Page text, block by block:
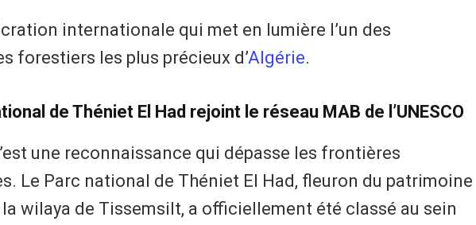
internationale qui met en lumière l’un des
forestiers les plus précieux d’Algérie.
de Théniet El Had rejoint le réseau MAB de l’UNESCO
une reconnaissance qui dépasse les frontières
Le Parc national de Théniet El Had, fleuron du patrimoine
wilaya de Tissemsilt, a officiellement été classé au sein